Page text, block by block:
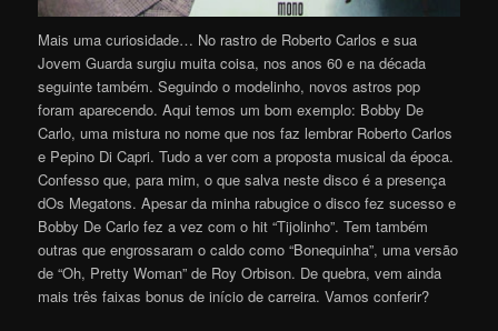
Mais uma curiosidade… No rastro de Roberto Carlos e sua
Jovem Guarda surgiu muita coisa, nos anos 60 e na década
seguinte também. Seguindo o modelinho, novos astros pop
foram aparecendo. Aqui temos um bom exemplo: Bobby De
Carlo, uma mistura no nome que nos faz lembrar Roberto Carlos
e Pepino Di Capri. Tudo a ver com a proposta musical da época.
Confesso que, para mim, o que salva neste disco é a presença
dOs Megatons. Apesar da minha rabugice o disco fez sucesso e
Bobby De Carlo fez a vez com o hit “Tijolinho”. Tem também
outras que engrossaram o caldo como “Bonequinha”, uma versão
de “Oh, Pretty Woman” de Roy Orbison. De quebra, vem ainda
mais três faixas bonus de início de carreira. Vamos conferir?